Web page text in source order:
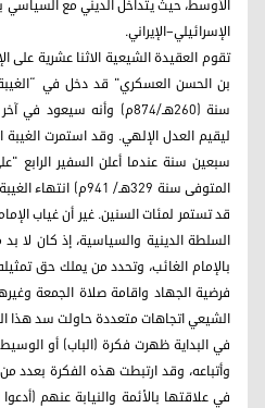
الأوسط، حيث يتداخل الديني مع
الإسرائيلي–الإيراني.
تقوم العقيدة الشيعية الاثنا عشرية على
بن الحسن العسكري" قد دخل في
سنة (260هـ/874م) وأنه
سبعين سنة عندما أعلن السفير الرابع
المتوفى سنة 329هـ/
قد تستمر لمئات السنين. غير أن غياب
السلطة الدينية والسياسية، إذ كان لا
بالإمام الغائب، وتحدد من يملك حق
فرضية الجهاد واقامة صلاة الجمعة
الشيعي اتجاهات متعددة حاولت سد هذا
في البداية ظهرت فكرة (الباب) أو
وأتباعه، وقد ارتبطت هذه الفكرة بعدد
في علاقتها بالأئمة والنيابة عنهم